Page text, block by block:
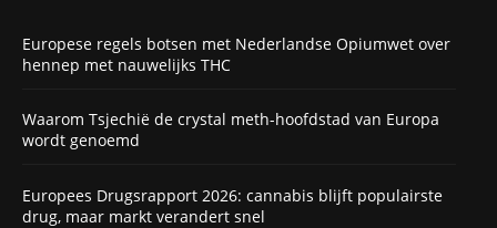
Europese regels botsen met Nederlandse Opiumwet over
hennep met nauwelijks THC
Waarom Tsjechië de crystal meth-hoofdstad van Europa
wordt genoemd
Europees Drugsrapport 2026: cannabis blijft populairste
drug, maar markt verandert snel